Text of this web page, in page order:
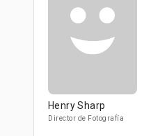
Henry Sharp
Director de Fotografía